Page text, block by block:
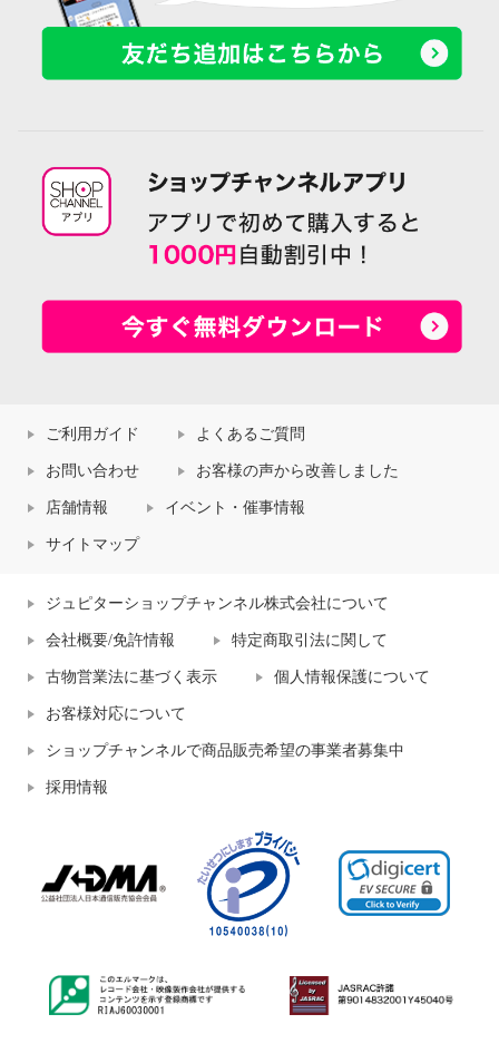
ご利用ガイド よくあるご質問
お問い合わせ お客様の声から改善しました
店舗情報 イベント・催事情報
サイトマップ
ジュピターショップチャンネル株式会社について
会社概要/免許情報 特定商取引法に関して
古物営業法に基づく表示 個人情報保護について
お客様対応について
ショップチャンネルで商品販売希望の事業者募集中
採用情報